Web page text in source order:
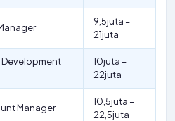
9,5juta –
21juta
Development
10juta –
22juta
Manager
10,5juta –
22,5juta